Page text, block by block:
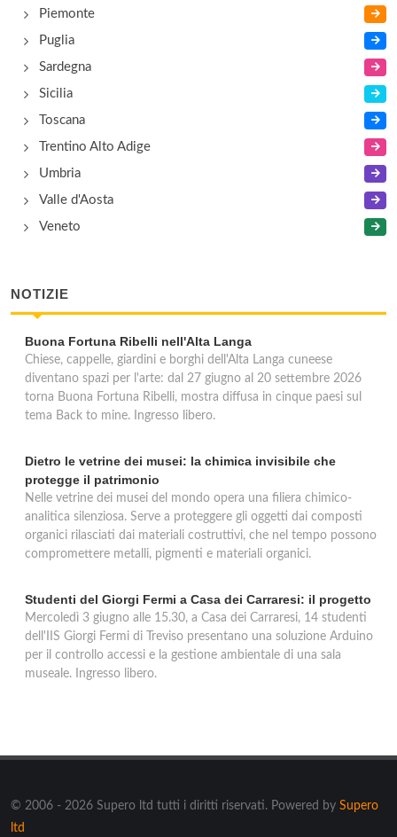
Piemonte
Puglia
Sardegna
Sicilia
Toscana
Trentino Alto Adige
Umbria
Valle d'Aosta
Veneto
NOTIZIE
Buona Fortuna Ribelli nell'Alta Langa
Chiese, cappelle, giardini e borghi dell'Alta Langa cuneese
diventano spazi per l'arte: dal 27 giugno al 20 settembre 2026
torna Buona Fortuna Ribelli, mostra diffusa in cinque paesi sul
tema Back to mine. Ingresso libero.
Dietro le vetrine dei musei: la chimica invisibile che
protegge il patrimonio
Nelle vetrine dei musei del mondo opera una filiera chimico-
analitica silenziosa. Serve a proteggere gli oggetti dai composti
organici rilasciati dai materiali costruttivi, che nel tempo possono
compromettere metalli, pigmenti e materiali organici.
Studenti del Giorgi Fermi a Casa dei Carraresi: il progetto
Mercoledì 3 giugno alle 15.30, a Casa dei Carraresi, 14 studenti
dell'IIS Giorgi Fermi di Treviso presentano una soluzione Arduino
per il controllo accessi e la gestione ambientale di una sala
museale. Ingresso libero.
© 2006 - 2026 Supero ltd tutti i diritti riservati. Powered by Supero
ltd